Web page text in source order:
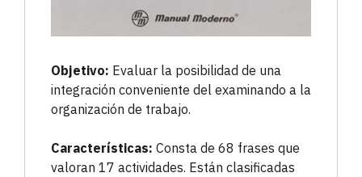
Objetivo: Evaluar la posibilidad de una
integración conveniente del examinando a la
organización de trabajo.
Características: Consta de 68 frases que
valoran 17 actividades. Están clasificadas